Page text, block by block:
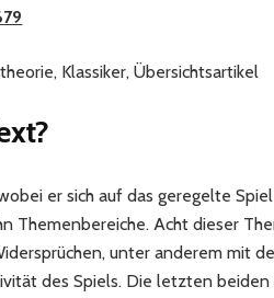
Klassiker, Übersichtsartikel
er sich auf das geregelte
Themenbereiche. Acht dieser
unter anderem mit
des Spiels. Die letzten